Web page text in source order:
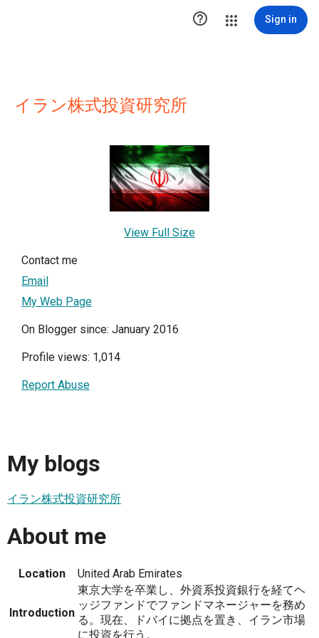
 Sign in
イラン株式投資研究所
View Full Size
Contact me
Email
My Web Page
On Blogger since: January 2016
Profile views: 1,014
Report Abuse
My blogs
イラン株式投資研究所
About me
Location United Arab Emirates
Introduction
東京大学を卒業し、外資系投資銀行を経てヘ
ッジファンドでファンドマネージャーを務め
る。現在、ドバイに拠点を置き、イラン市場
に投資を行う。